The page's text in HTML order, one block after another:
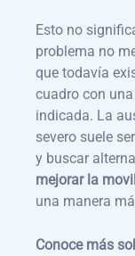
Esto no
problema no
que todavía
cuadro con
indicada. La
severo suele
y buscar
mejorar la
una manera
Conoce más